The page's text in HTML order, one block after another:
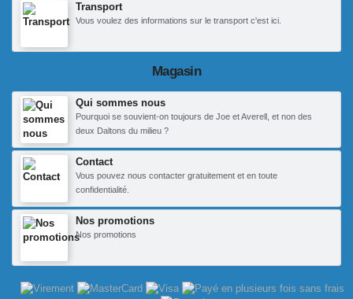
Transport
Vous voulez des informations sur le transport c'est ici.
Magasin
Qui sommes nous
Pourquoi se souvient-on toujours de Joe et Averell, et non des
deux Daltons du milieu ?
Contact
Vous pouvez nous contacter gratuitement et en toute
confidentialité.
Nos promotions
Nos promotions